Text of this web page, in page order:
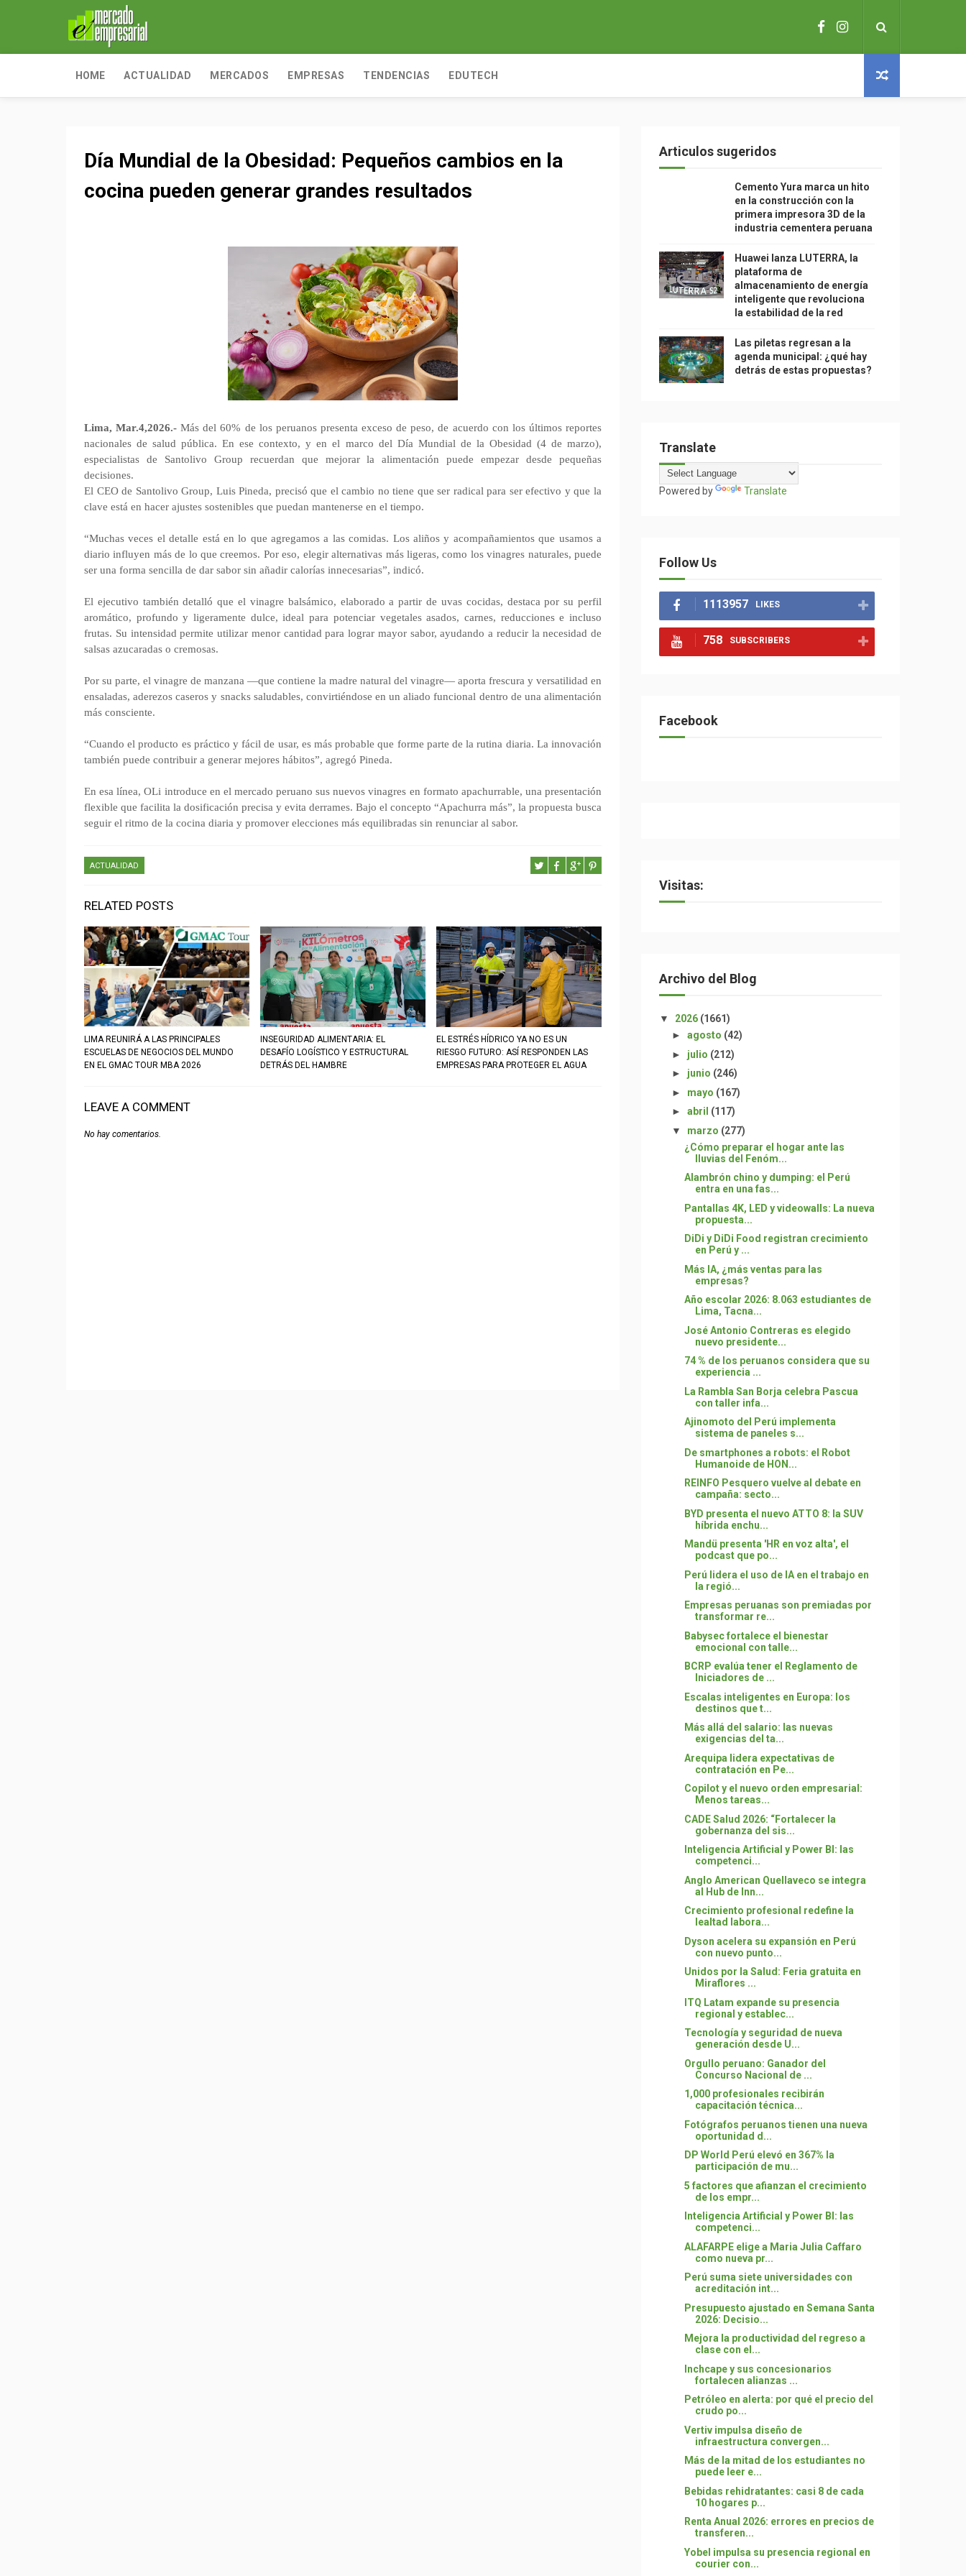
HOME ACTUALIDAD MERCADOS EMPRESAS TENDENCIAS EDUTECH
Día Mundial de la Obesidad: Pequeños cambios en la
cocina pueden generar grandes resultados
Lima, Mar.4,2026.-Más del 60% de los peruanos presenta exceso de peso, de acuerdo con los últimos reportes
nacionales de salud pública. En ese contexto, y en el marco del Día Mundial de la Obesidad (4 de marzo),
especialistas de Santolivo Group recuerdan que mejorar la alimentación puede empezar desde pequeñas
decisiones.
El CEO de Santolivo Group, Luis Pineda, precisó que el cambio no tiene que ser radical para ser efectivo y que la
clave está en hacer ajustes sostenibles que puedan mantenerse en el tiempo.
“Muchas veces el detalle está en lo que agregamos a las comidas. Los aliños y acompañamientos que usamos a
diario influyen más de lo que creemos. Por eso, elegir alternativas más ligeras, como los vinagres naturales, puede
ser una forma sencilla de dar sabor sin añadir calorías innecesarias”, indicó.
El ejecutivo también detalló que el vinagre balsámico, elaborado a partir de uvas cocidas, destaca por su perfil
aromático, profundo y ligeramente dulce, ideal para potenciar vegetales asados, carnes, reducciones e incluso
frutas. Su intensidad permite utilizar menor cantidad para lograr mayor sabor, ayudando a reducir la necesidad de
salsas azucaradas o cremosas.
Por su parte, el vinagre de manzana —que contiene la madre natural del vinagre— aporta frescura y versatilidad en
ensaladas, aderezos caseros y snacks saludables, convirtiéndose en un aliado funcional dentro de una alimentación
más consciente.
“Cuando el producto es práctico y fácil de usar, es más probable que forme parte de la rutina diaria. La innovación
también puede contribuir a generar mejores hábitos”, agregó Pineda.
En esa línea, OLi introduce en el mercado peruano sus nuevos vinagres en formato apachurrable, una presentación
flexible que facilita la dosificación precisa y evita derrames. Bajo el concepto “Apachurra más”, la propuesta busca
seguir el ritmo de la cocina diaria y promover elecciones más equilibradas sin renunciar al sabor.
ACTUALIDAD
RELATED POSTS
LIMA REUNIRÁ A LAS PRINCIPALES
ESCUELAS DE NEGOCIOS DEL MUNDO
EN EL GMAC TOUR MBA 2026
INSEGURIDAD ALIMENTARIA: EL
DESAFÍO LOGÍSTICO Y ESTRUCTURAL
DETRÁS DEL HAMBRE
EL ESTRÉS HÍDRICO YA NO ES UN
RIESGO FUTURO: ASÍ RESPONDEN LAS
EMPRESAS PARA PROTEGER EL AGUA
LEAVE A COMMENT
No hay comentarios.
Articulos sugeridos
Cemento Yura marca un hito
en la construcción con la
primera impresora 3D de la
industria cementera peruana
Huawei lanza LUTERRA, la
plataforma de
almacenamiento de energía
inteligente que revoluciona
la estabilidad de la red
Las piletas regresan a la
agenda municipal: ¿qué hay
detrás de estas propuestas?
Translate
Powered by Translate
Follow Us
1113957 LIKES
758 SUBSCRIBERS
Facebook
Visitas:
Archivo del Blog
▼ 2026 (1661)
► agosto (42)
► julio (212)
► junio (246)
► mayo (167)
► abril (117)
▼ marzo (277)
¿Cómo preparar el hogar ante las
lluvias del Fenóm...
Alambrón chino y dumping: el Perú
entra en una fas...
Pantallas 4K, LED y videowalls: La nueva
propuesta...
DiDi y DiDi Food registran crecimiento
en Perú y ...
Más IA, ¿más ventas para las
empresas?
Año escolar 2026: 8.063 estudiantes de
Lima, Tacna...
José Antonio Contreras es elegido
nuevo presidente...
74 % de los peruanos considera que su
experiencia ...
La Rambla San Borja celebra Pascua
con taller infa...
Ajinomoto del Perú implementa
sistema de paneles s...
De smartphones a robots: el Robot
Humanoide de HON...
REINFO Pesquero vuelve al debate en
campaña: secto...
BYD presenta el nuevo ATTO 8: la SUV
híbrida enchu...
Mandü presenta 'HR en voz alta', el
podcast que po...
Perú lidera el uso de IA en el trabajo en
la regió...
Empresas peruanas son premiadas por
transformar re...
Babysec fortalece el bienestar
emocional con talle...
BCRP evalúa tener el Reglamento de
Iniciadores de ...
Escalas inteligentes en Europa: los
destinos que t...
Más allá del salario: las nuevas
exigencias del ta...
Arequipa lidera expectativas de
contratación en Pe...
Copilot y el nuevo orden empresarial:
Menos tareas...
CADE Salud 2026: “Fortalecer la
gobernanza del sis...
Inteligencia Artificial y Power BI: las
competenci...
Anglo American Quellaveco se integra
al Hub de Inn...
Crecimiento profesional redefine la
lealtad labora...
Dyson acelera su expansión en Perú
con nuevo punto...
Unidos por la Salud: Feria gratuita en
Miraflores ...
ITQ Latam expande su presencia
regional y establec...
Tecnología y seguridad de nueva
generación desde U...
Orgullo peruano: Ganador del
Concurso Nacional de ...
1,000 profesionales recibirán
capacitación técnica...
Fotógrafos peruanos tienen una nueva
oportunidad d...
DP World Perú elevó en 367% la
participación de mu...
5 factores que afianzan el crecimiento
de los empr...
Inteligencia Artificial y Power BI: las
competenci...
ALAFARPE elige a Maria Julia Caffaro
como nueva pr...
Perú suma siete universidades con
acreditación int...
Presupuesto ajustado en Semana Santa
2026: Decisio...
Mejora la productividad del regreso a
clase con el...
Inchcape y sus concesionarios
fortalecen alianzas ...
Petróleo en alerta: por qué el precio del
crudo po...
Vertiv impulsa diseño de
infraestructura convergen...
Más de la mitad de los estudiantes no
puede leer e...
Bebidas rehidratantes: casi 8 de cada
10 hogares p...
Renta Anual 2026: errores en precios de
transferen...
Yobel impulsa su presencia regional en
courier con...